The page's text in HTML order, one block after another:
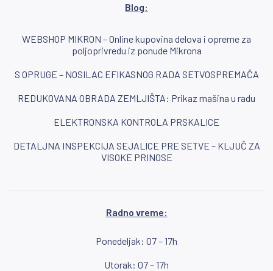
Blog:
WEBSHOP MIKRON – Online kupovina delova i opreme za
poljoprivredu iz ponude Mikrona
S OPRUGE – NOSILAC EFIKASNOG RADA SETVOSPREMAČA
REDUKOVANA OBRADA ZEMLJIŠTA: Prikaz mašina u radu
ELEKTRONSKA KONTROLA PRSKALICE
DETALJNA INSPEKCIJA SEJALICE PRE SETVE – KLJUČ ZA
VISOKE PRINOSE
Radno vreme:
Ponedeljak: 07 – 17h
Utorak: 07 – 17h